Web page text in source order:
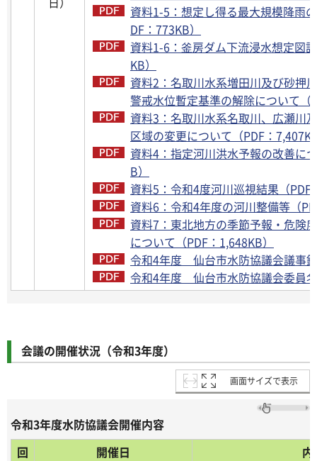
資料1-5：想定し得る最大規模降雨
DF：773KB）
資料1-6：釜房ダム下流浸水想定図
KB）
資料2：名取川水系増田川及び砂押
警戒水位暫定基準の解除について（
資料3：名取川水系名取川、広瀬川
区域の変更について（PDF：
資料4：指定河川洪水予報の改善に
B）
資料5：令和4度河川巡視結果（PDF
資料6：令和4年度の河川整備等（
資料7：東北地方の季節予報・危険
について（PDF：1,648KB）
令和4年度 仙台市水防協議会議事
令和4年度 仙台市水防協議会委員
会議の開催状況（令和3年度）
画面サイズで表示
令和3年度水防協議会開催内容
回
開催日 内